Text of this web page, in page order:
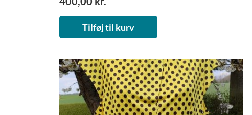
Tilføj til kurv